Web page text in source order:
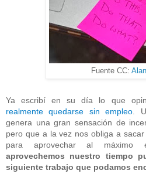
Fuente CC:
Ya escribí en su día lo que
realmente quedarse sin empleo .
genera una gran sensación de
pero que a la vez nos obliga a
para aprovechar al máximo
aprovechemos nuestro tiempo
siguiente trabajo que podamos